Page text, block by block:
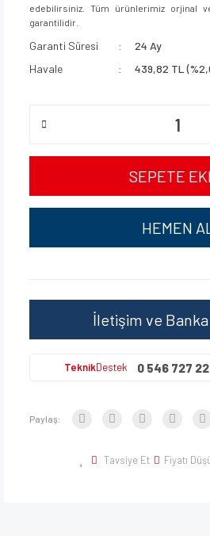
edebilirsiniz. Tüm ürünlerimiz orjinal
garantilidir.
Garanti Süresi
24 Ay
Havale
439,82 TL
SEPETE
HEMEN
İletişim ve
TeknikDestek 0 546 727
Paylaş:
Tavsiye Et Fiyatı